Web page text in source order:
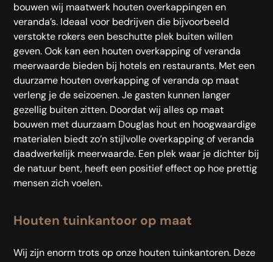
bouwen wij maatwerk houten overkappingen en
veranda’s. Ideaal voor bedrijven die bijvoorbeeld
verstokte rokers een beschutte plek buiten willen
geven. Ook kan een houten overkapping of veranda
meerwaarde bieden bij hotels en restaurants. Met een
duurzame houten overkapping of veranda op maat
verleng je de seizoenen. Je gasten kunnen langer
gezellig buiten zitten. Doordat wij alles op maat
bouwen met duurzaam Douglas hout en hoogwaardige
materialen biedt zo’n stijlvolle overkapping of veranda
daadwerkelijk meerwaarde. Een plek waar je dichter bij
de natuur bent, heeft een positief effect op hoe prettig
mensen zich voelen.
Houten tuinkantoor op maat
Wij zijn enorm trots op onze houten tuinkantoren. Deze